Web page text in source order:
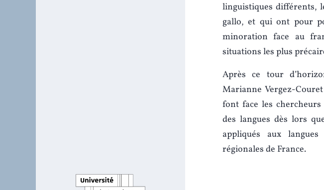
linguistiques différents,
gallo, et qui ont pour
minoration face au
situations les plus
Après ce tour
Marianne Vergez-
font face les
des langues dès lors
appliqués aux
régionales de France.